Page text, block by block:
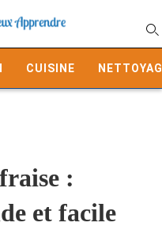
CUISINE
:
et facile